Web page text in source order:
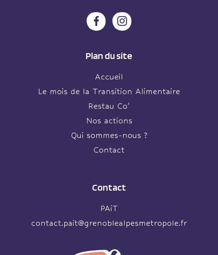
Plan du site
Accueil
Le mois de la Transition Alimentaire
Restau Co’
Nos actions
Qui sommes-nous ?
Contact
Contact
PAiT
contact.pait@grenoblealpesmetropole.fr